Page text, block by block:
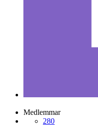
Medlemmar
280